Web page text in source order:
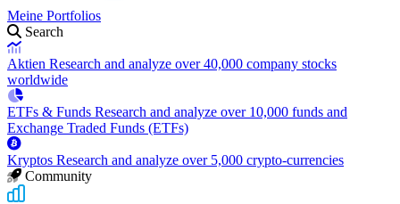
Meine Portfolios
Search
Aktien Research and analyze over 40,000 company stocks
worldwide
ETFs & Funds Research and analyze over 10,000 funds and
Exchange Traded Funds (ETFs)
Kryptos Research and analyze over 5,000 crypto-currencies
Community